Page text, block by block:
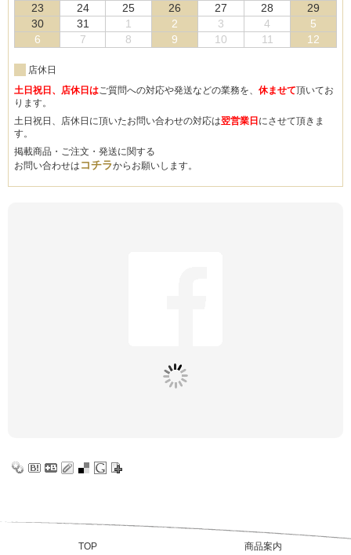
23
24 25 26 27 28
29
30
31 1 2 3 4
5
6
7 8 9 10 11 12
店休日
土日祝日、店休日はご質問への対応や発送などの業務を、 休ませて頂いてお
ります。
土日祝日、店休日に頂いたお問い合わせの対応は翌営業日 にさせて頂きま
す。
掲載商品・ご注文・発送に関する
お問い合わせは コチラからお願いします。
TOP 商品案内